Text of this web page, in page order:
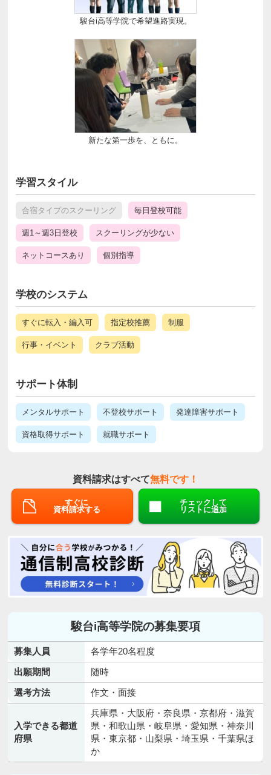
駿台i高等学院で希望進路実現。
新たな第一歩を、ともに。
学習スタイル
合宿タイプのスクーリング 毎日登校可能
週1～週3日登校 スクーリングが少ない
ネットコースあり 個別指導
学校のシステム
すぐに転入・編入可 指定校推薦 制服
行事・イベント クラブ活動
サポート体制
メンタルサポート 不登校サポート 発達障害サポート
資格取得サポート 就職サポート
資料請求はすべて無料です！
すぐに
資料請求する
チェックして
リストに追加
駿台i高等学院の募集要項
募集人員
各学年20名程度
出願期間
随時
選考方法
作文・面接
入学できる都道
府県
兵庫県・大阪府・奈良県・京都府・滋賀
県・和歌山県・岐阜県・愛知県・神奈川
県・東京都・山梨県・埼玉県・千葉県ほ
か